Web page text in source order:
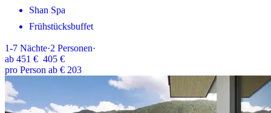
Shan Spa
Frühstücksbuffet
1-7 Nächte·2 Personen·
ab 451 € 405 €
pro Person ab € 203